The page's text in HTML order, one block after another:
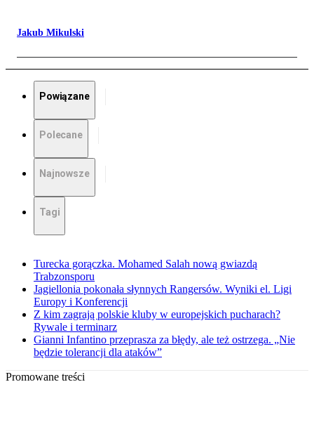
Jakub Mikulski
Powiązane
Polecane
Najnowsze
Tagi
Turecka gorączka. Mohamed Salah nową gwiazdą
Trabzonsporu
Jagiellonia pokonała słynnych Rangersów. Wyniki el. Ligi
Europy i Konferencji
Z kim zagrają polskie kluby w europejskich pucharach?
Rywale i terminarz
Gianni Infantino przeprasza za błędy, ale też ostrzega. „Nie
będzie tolerancji dla ataków”
Promowane treści